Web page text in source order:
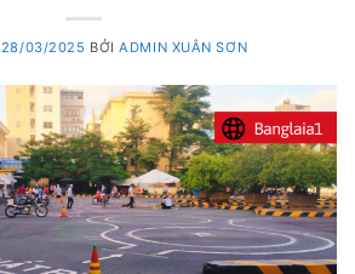
28/03/2025 BỞIADMIN XUÂN SƠN